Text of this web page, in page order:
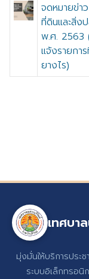
จดหมายข่า
ที่ดินและสิ่ง
พ.ศ. 2563
แจ้งรายกา
ยางไร)
เทศบา
มุ่งมั่นให้บริการประ
ระบบอิเล็กทรอ